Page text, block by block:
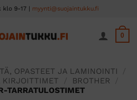
klo 9-17 | myynti@suojaintukku.fi
0
OPASTEET JA LAMINOINTI
KIRJOITTIMET
BROTHER
TARRATULOSTIMET